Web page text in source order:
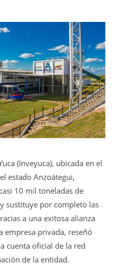
(Inveyuca), ubicada en el
estado Anzoátegui,
10 mil toneladas de
sustituye por completo las
a una exitosa alianza
empresa privada, reseñó
cuenta oficial de la red
de la entidad.